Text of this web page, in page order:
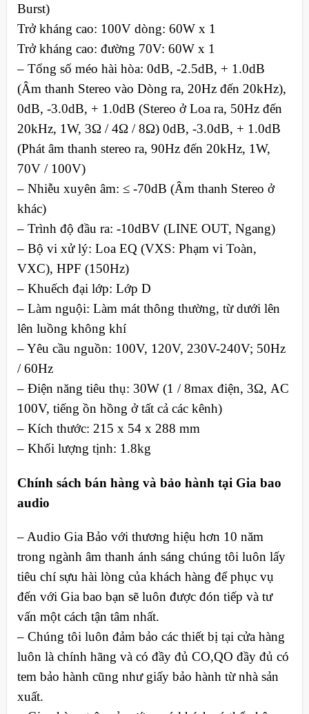
Burst)
Trở kháng cao: 100V dòng: 60W x 1
Trở kháng cao: đường 70V: 60W x 1
– Tổng số méo hài hòa: 0dB, ​​-2.5dB, + 1.0dB
(Âm thanh Stereo vào Dòng ra, 20Hz đến 20kHz),
0dB, -3.0dB, + 1.0dB (Stereo ở Loa ra, 50Hz đến
20kHz, 1W, 3Ω / 4Ω / 8Ω) 0dB, ​​-3.0dB, + 1.0dB
(Phát âm thanh stereo ra, 90Hz đến 20kHz, 1W,
70V / 100V)
– Nhiễu xuyên âm: ≤ -70dB (Âm thanh Stereo ở
khác)
– Trình độ đầu ra: -10dBV (LINE OUT, Ngang)
– Bộ vi xử lý: Loa EQ (VXS: Phạm vi Toàn,
VXC), HPF (150Hz)
– Khuếch đại lớp: Lớp D
– Làm nguội: Làm mát thông thường, từ dưới lên
lên luồng không khí
– Yêu cầu nguồn: 100V, 120V, 230V-240V; 50Hz
/ 60Hz
– Điện năng tiêu thụ: 30W (1 / 8max điện, 3Ω, AC
100V, tiếng ồn hồng ở tất cả các kênh)
– Kích thước: 215 x 54 x 288 mm
– Khối lượng tịnh: 1.8kg
Chính sách bán hàng và bảo hành tại Gia bao
audio
– Audio Gia Bảo với thương hiệu hơn 10 năm
trong ngành âm thanh ánh sáng chúng tôi luôn lấy
tiêu chí sựu hài lòng của khách hàng để phục vụ
đến với Gia bao bạn sẽ luôn được đón tiếp và tư
vấn một cách tận tâm nhất.
– Chúng tôi luôn đảm bảo các thiết bị tại cửa hàng
luôn là chính hãng và có đầy đủ CO,QO đầy đủ có
tem bảo hành cũng như giấy bảo hành từ nhà sản
xuất.